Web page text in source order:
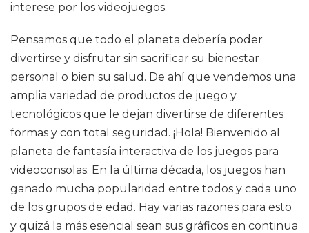
interese por los videojuegos.
Pensamos que todo el planeta debería poder
divertirse y disfrutar sin sacrificar su bienestar
personal o bien su salud. De ahí que vendemos una
amplia variedad de productos de juego y
tecnológicos que le dejan divertirse de diferentes
formas y con total seguridad. ¡Hola! Bienvenido al
planeta de fantasía interactiva de los juegos para
videoconsolas. En la última década, los juegos han
ganado mucha popularidad entre todos y cada uno
de los grupos de edad. Hay varias razones para esto
y quizá la más esencial sean sus gráficos en continua